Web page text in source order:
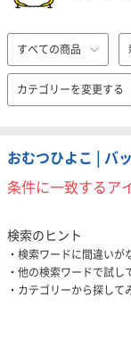
すべての商品
カテゴリーを変更する
おむつひよこ | バ
条件に一致するア
検索のヒント
検索ワードに間違いが
他の検索ワードで試し
カテゴリーから探して